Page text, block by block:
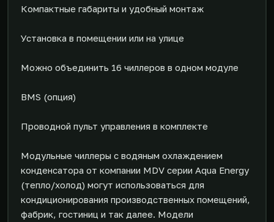
Компактные габариты и удобный монтаж
Установка в помещении или на улице
Можно объединить 16 чиллеров в одном модуле
BMS (опция)
Проводной пульт управления в комплекте
Модульные чиллеры с водяным охлаждением
конденсатора от компании MDV серии Aqua Energy
(тепло/холод) могут использоваться для
кондиционирования производственных помещений,
фабрик, гостиниц и так далее. Модели